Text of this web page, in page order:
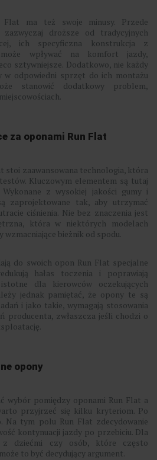
Flat ma też swoje minusy. Przede
droższe od tradycyjnych
ich specyficzna konstrukcja z
wpływać na komfort jazdy,
sztywniejsze. Dodatkowo, nie każdy
w odpowiedni sprzęt do ich montażu
stanowić dodatkowy problem,
za oponami Run Flat
stoi zaawansowana technologia, która
Kluczowym elementem są tutaj
z wysokiej jakości gumy i
zaprojektowane tak, aby utrzymać
ciśnienia. Nie bez znaczenia jest
która w niektórych modelach
wzmacniające bieżnik od spodu.
do swoich opon Run Flat specjalne
hałas toczenia i poprawiają
dla kierowców oczekujących
jednak pamiętać, że opony te są
i jako takie, wymagają stosowania
producenta, zwłaszcza jeśli chodzi o
opony
wybór pomiędzy oponami Run Flat a
przyjrzeć się kilku kryteriom. Po
Na tym polu Run Flat zdecydowanie
kontynuacji jazdy po przebiciu. Dla
z dziećmi czy osób, które często
to być decydujący argument.